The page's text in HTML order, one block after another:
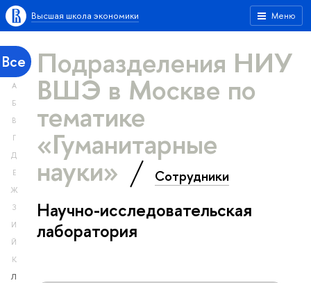
Меню
Высшая школа экономики
Все
А
Б
В
Г
Д
Е
Ж
З
И
Й
К
Л
Подразделения НИУ
ВШЭ в Москве по
тематике
«Гуманитарные
науки» Сотрудники
Научно-исследовательская
лаборатория